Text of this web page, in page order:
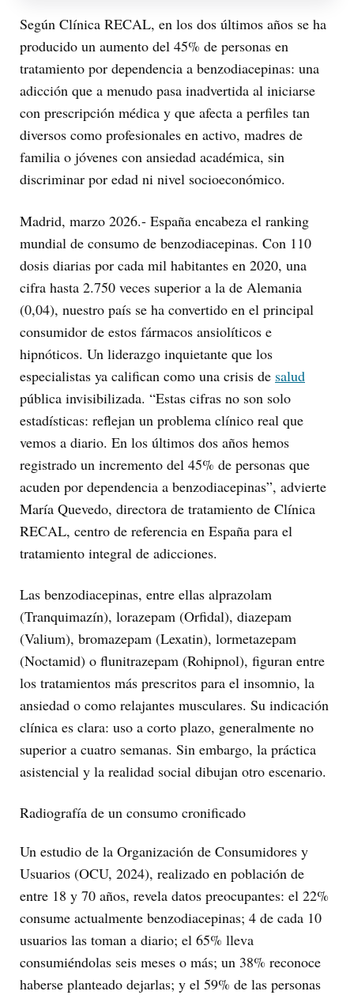
Según Clínica RECAL, en los dos últimos años se ha
producido un aumento del 45% de personas en
tratamiento por dependencia a benzodiacepinas: una
adicción que a menudo pasa inadvertida al iniciarse
con prescripción médica y que afecta a perfiles tan
diversos como profesionales en activo, madres de
familia o jóvenes con ansiedad académica, sin
discriminar por edad ni nivel socioeconómico.
Madrid, marzo 2026.- España encabeza el ranking
mundial de consumo de benzodiacepinas. Con 110
dosis diarias por cada mil habitantes en 2020, una
cifra hasta 2.750 veces superior a la de Alemania
(0,04), nuestro país se ha convertido en el principal
consumidor de estos fármacos ansiolíticos e
hipnóticos. Un liderazgo inquietante que los
especialistas ya califican como una crisis de salud
pública invisibilizada. “Estas cifras no son solo
estadísticas: reflejan un problema clínico real que
vemos a diario. En los últimos dos años hemos
registrado un incremento del 45% de personas que
acuden por dependencia a benzodiacepinas”, advierte
María Quevedo, directora de tratamiento de Clínica
RECAL, centro de referencia en España para el
tratamiento integral de adicciones.
Las benzodiacepinas, entre ellas alprazolam
(Tranquimazín), lorazepam (Orfidal), diazepam
(Valium), bromazepam (Lexatin), lormetazepam
(Noctamid) o flunitrazepam (Rohipnol), figuran entre
los tratamientos más prescritos para el insomnio, la
ansiedad o como relajantes musculares. Su indicación
clínica es clara: uso a corto plazo, generalmente no
superior a cuatro semanas. Sin embargo, la práctica
asistencial y la realidad social dibujan otro escenario.
Radiografía de un consumo cronificado
Un estudio de la Organización de Consumidores y
Usuarios (OCU, 2024), realizado en población de
entre 18 y 70 años, revela datos preocupantes: el 22%
consume actualmente benzodiacepinas; 4 de cada 10
usuarios las toman a diario; el 65% lleva
consumiéndolas seis meses o más; un 38% reconoce
haberse planteado dejarlas; y el 59% de las personas